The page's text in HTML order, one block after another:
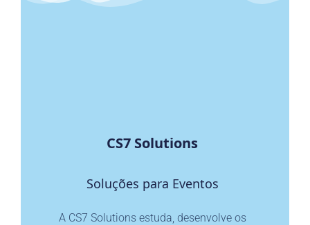
CS7 Solutions
Soluções para Eventos
A CS7 Solutions estuda, desenvolve os